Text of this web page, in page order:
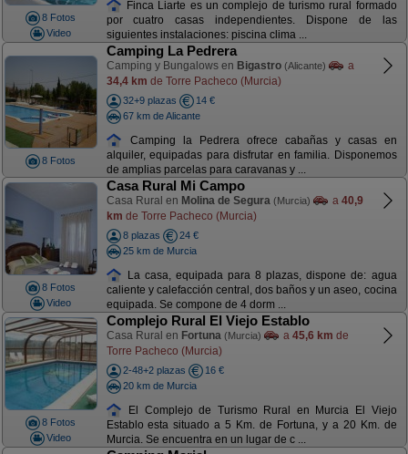
8 Fotos
Video
Finca Liarte es un complejo de turismo rural formado
por cuatro casas independientes. Dispone de las
siguientes instalaciones: piscina clima ...
8 Fotos
Camping La Pedrera
Camping y Bungalows en Bigastro (Alicante)
a
34,4 km de Torre Pacheco (Murcia)
32+9 plazas
14 €
67 km de Alicante
Camping la Pedrera ofrece cabañas y casas en
alquiler, equipadas para disfrutar en familia. Disponemos
de amplias parcelas para caravanas y ...
8 Fotos
Video
Casa Rural Mi Campo
Casa Rural en Molina de Segura (Murcia) a 40,9
km de Torre Pacheco (Murcia)
8 plazas
24 €
25 km de Murcia
La casa, equipada para 8 plazas, dispone de: agua
caliente y calefacción central, dos baños y un aseo, cocina
equipada. Se compone de 4 dorm ...
8 Fotos
Video
Complejo Rural El Viejo Establo
Casa Rural en Fortuna (Murcia) a 45,6 km de
Torre Pacheco (Murcia)
2-48+2 plazas
16 €
20 km de Murcia
El Complejo de Turismo Rural en Murcia El Viejo
Establo esta situado a 5 Km. de Fortuna, y a 20 Km. de
Murcia. Se encuentra en un lugar de c ...